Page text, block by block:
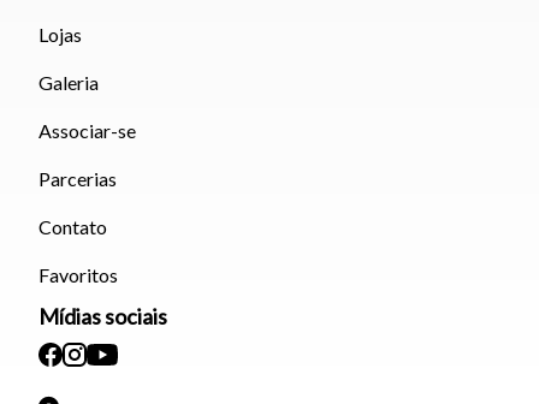
Lojas
Galeria
Associar-se
Parcerias
Contato
Favoritos
Mídias sociais